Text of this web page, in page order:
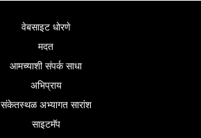
वेबसाइट धोरणे
मदत
आमच्याशी संपर्क साधा
अभिप्राय
संकेतस्थळ अभ्यागत सारांश
साइटमॅप